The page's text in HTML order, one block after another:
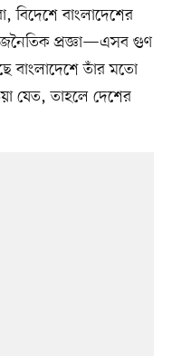
বিদেশে বাংলাদেশের
প্রজ্ঞা—এসব গুণ
বাংলাদেশে তাঁর মতো
যেত, তাহলে দেশের